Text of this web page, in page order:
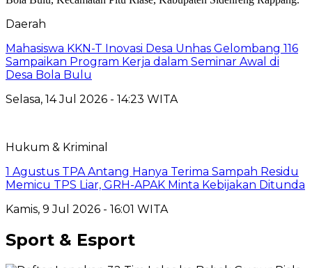
Daerah
Mahasiswa KKN-T Inovasi Desa Unhas Gelombang 116
Sampaikan Program Kerja dalam Seminar Awal di
Desa Bola Bulu
Selasa, 14 Jul 2026 - 14:23 WITA
Hukum & Kriminal
1 Agustus TPA Antang Hanya Terima Sampah Residu
Memicu TPS Liar, GRH-APAK Minta Kebijakan Ditunda
Kamis, 9 Jul 2026 - 16:01 WITA
Sport & Esport